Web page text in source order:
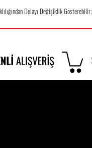
Dolayı Değişiklik Gösterebilir;